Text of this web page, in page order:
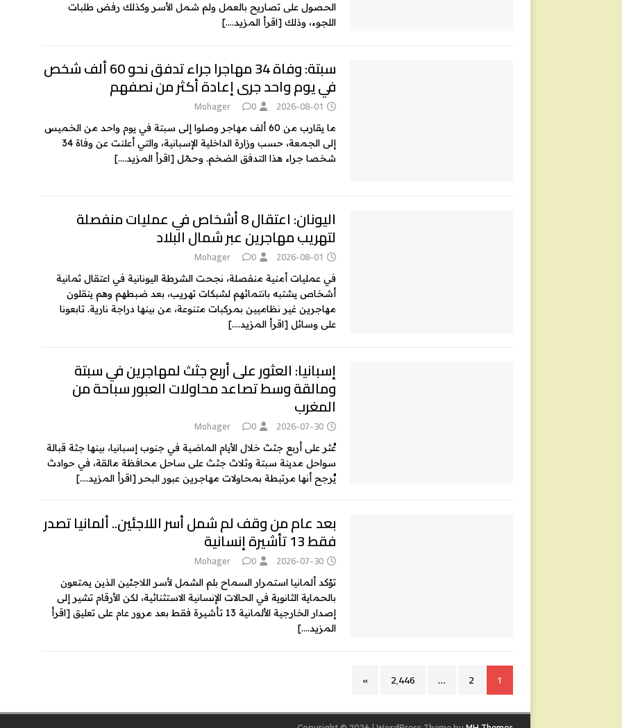
الحصول على تصاريح بالعمل ولم شمل الأسر وكذلك رفض طلبات
اللجوء، وذلك [اقرأ المزيد….]
سبتة: وفاة 34 مهاجرا جراء تدفق نحو 60 ألف شخص
في يوم واحد جرى إعادة أكثر من نصفهم
2026-08-01
Mohager 0
ما يقارب من 60 ألف مهاجر وصلوا إلى سبتة في يوم واحد من الخميس
إلى الجمعة، حسب وزارة الداخلية الإسبانية، والتي أعلنت عن وفاة 34
شخصا جراء هذا التدفق الضخم. وحمّل [اقرأ المزيد….]
اليونان: اعتقال 8 أشخاص في عمليات منفصلة
لتهريب مهاجرين عبر شمال البلاد
2026-08-01
Mohager 0
في عمليات أمنية منفصلة، نجحت الشرطة اليونانية في اعتقال ثمانية
أشخاص يشتبه بانتمائهم لشبكات تهريب، بعد ضبطهم وهم ينقلون
مهاجرين غير نظاميين بمركبات متنوعة، من بينها دراجة نارية. تابعونا
على وسائل [اقرأ المزيد….]
إسبانيا: العثور على أربع جثث لمهاجرين في سبتة
ومالقة وسط تصاعد محاولات العبور سباحة من
المغرب
2026-07-30
Mohager 0
عُثر على أربع جثث خلال الأيام الماضية في جنوب إسبانيا، بينها جثة قبالة
سواحل مدينة سبتة وثلاث جثث على ساحل محافظة مالقة، في حوادث
يُرجح أنها مرتبطة بمحاولات مهاجرين عبور البحر [اقرأ المزيد….]
بعد عام من وقف لم شمل أسر اللاجئين.. ألمانيا تصدر
فقط 13 تأشيرة إنسانية
2026-07-30
Mohager 0
تؤكد ألمانيا استمرار السماح بلم الشمل لأسر اللاجئين الذين يمتعون
بالحماية الثانوية في الحالات الإنسانية الاستثنائية، لكن الأرقام تشير إلى
إصدار الخارجية الألمانية 13 تأشيرة فقط بعد مرور عام على تعليق
[اقرأ
المزيد….]
1
2
… 2٬446 »